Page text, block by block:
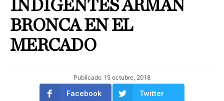
INDIGENTES ARMAN
BRONCA EN EL
MERCADO
Publicado 15 octubre, 2018
Facebook Twitter